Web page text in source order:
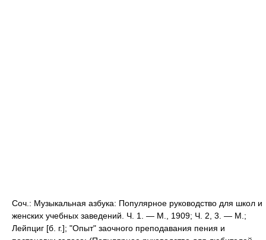
Соч.: Музыкальная азбука: Популярное руководство для школ и
женских учебных заведений. Ч. 1. — М., 1909; Ч. 2, 3. — М.;
Лейпциг [б. г.]; "Опыт" заочного преподавания пения и